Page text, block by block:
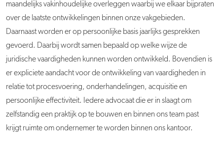
maandelijks vakinhoudelijke overleggen waarbij we elkaar bijpraten
over de laatste ontwikkelingen binnen onze vakgebieden.
Daarnaast worden er op persoonlijke basis jaarlijks gesprekken
gevoerd. Daarbij wordt samen bepaald op welke wijze de
juridische vaardigheden kunnen worden ontwikkeld. Bovendien is
er expliciete aandacht voor de ontwikkeling van vaardigheden in
relatie tot procesvoering, onderhandelingen, acquisitie en
persoonlijke effectiviteit. Iedere advocaat die er in slaagt om
zelfstandig een praktijk op te bouwen en binnen ons team past
krijgt ruimte om ondernemer te worden binnen ons kantoor.